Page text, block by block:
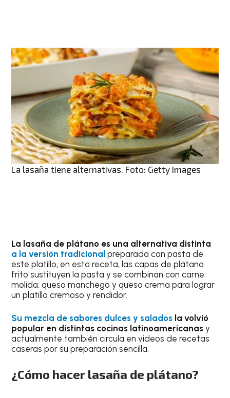
La lasaña tiene alternativas. Foto: Getty Images
La lasaña de plátano es una alternativa distinta
a la versión tradicional preparada con pasta de
este platillo, en esta receta, las capas de plátano
frito sustituyen la pasta y se combinan con carne
molida, queso manchego y queso crema para lograr
un platillo cremoso y rendidor.
Su mezcla de sabores dulces y salados la volvió
popular en distintas cocinas latinoamericanasy
actualmente también circula en videos de recetas
caseras por su preparación sencilla.
¿Cómo hacer lasaña de plátano?